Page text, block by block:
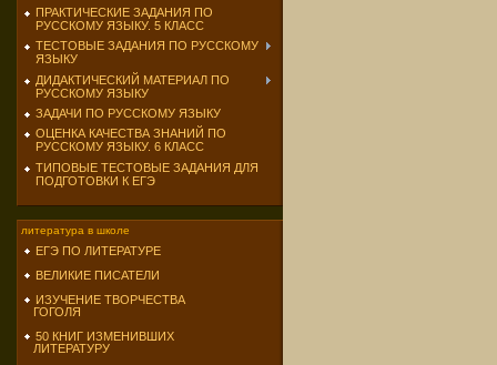
ПРАКТИЧЕСКИЕ ЗАДАНИЯ ПО
РУССКОМУ ЯЗЫКУ. 5 КЛАСС
ТЕСТОВЫЕ ЗАДАНИЯ ПО РУССКОМУ
ЯЗЫКУ
ДИДАКТИЧЕСКИЙ МАТЕРИАЛ ПО
РУССКОМУ ЯЗЫКУ
ЗАДАЧИ ПО РУССКОМУ ЯЗЫКУ
ОЦЕНКА КАЧЕСТВА ЗНАНИЙ ПО
РУССКОМУ ЯЗЫКУ. 6 КЛАСС
ТИПОВЫЕ ТЕСТОВЫЕ ЗАДАНИЯ ДЛЯ
ПОДГОТОВКИ К ЕГЭ
литература в школе
ЕГЭ ПО ЛИТЕРАТУРЕ
ВЕЛИКИЕ ПИСАТЕЛИ
ИЗУЧЕНИЕ ТВОРЧЕСТВА
ГОГОЛЯ
50 КНИГ ИЗМЕНИВШИХ
ЛИТЕРАТУРУ